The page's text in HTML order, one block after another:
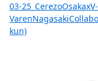
03-25_CerezoOsakaxV-
kun)